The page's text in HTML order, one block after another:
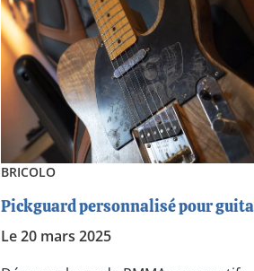
BRICOLO
Pickguard personnalisé pour
Le 20 mars 2025